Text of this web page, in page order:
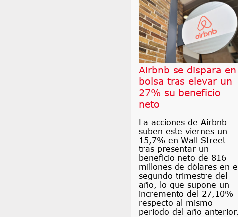
Airbnb se dispara en
bolsa tras elevar un
27% su beneficio
neto
La acciones de Airbnb
suben este viernes un
15,7% en Wall Street
tras presentar un
beneficio neto de 816
millones de dólares en el
segundo trimestre del
año, lo que supone un
incremento del 27,10%
respecto al mismo
periodo del año anterior.